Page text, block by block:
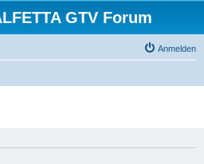
GTV Forum
Anmelden